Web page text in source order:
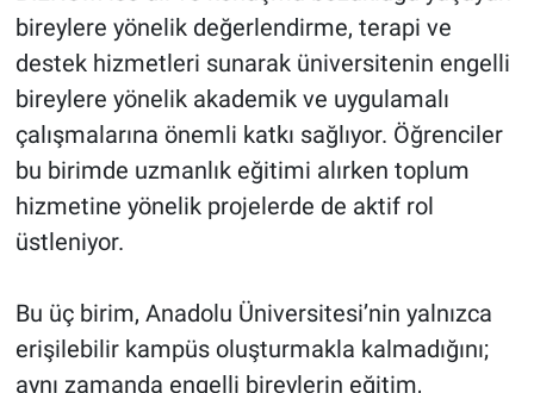
bireylere yönelik değerlendirme, terapi ve
destek hizmetleri sunarak üniversitenin engelli
bireylere yönelik akademik ve uygulamalı
çalışmalarına önemli katkı sağlıyor. Öğrenciler
bu birimde uzmanlık eğitimi alırken toplum
hizmetine yönelik projelerde de aktif rol
üstleniyor.
Bu üç birim, Anadolu Üniversitesi’nin yalnızca
erişilebilir kampüs oluşturmakla kalmadığını;
aynı zamanda engelli bireylerin eğitim,